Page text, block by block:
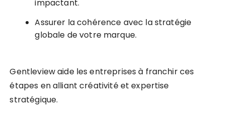
impactant.
Assurer la cohérence avec la stratégie
globale de votre marque.
Gentleview aide les entreprises à franchir ces
étapes en alliant créativité et expertise
stratégique.